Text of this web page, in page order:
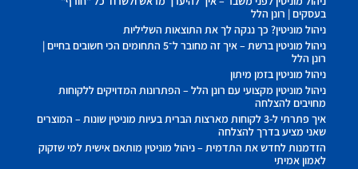
בעסקים | רונן הלל
ניהול מוניטין? כך ננקה לך את התוצאות השליליות
ניהול מוניטין ברשת – איך זה מחובר ל־5 התחומים הכי חשובים בחיים |
רונן הלל
ניהול מוניטין בזמן מיתון
ניהול מוניטין מקצועי עם רונן הלל – הפתרונות המדויקים ללקוחות
מחויבים להצלחה
איך פתרתי ל-3 לקוחות מארצות הברית בעיות מוניטין שונות – המוצרים
שאני מציע בדרך להצלחה
הזדמנות לחדש את התדמית – ניהול מוניטין מותאם אישית למי שזקוק
לאמון אמיתי